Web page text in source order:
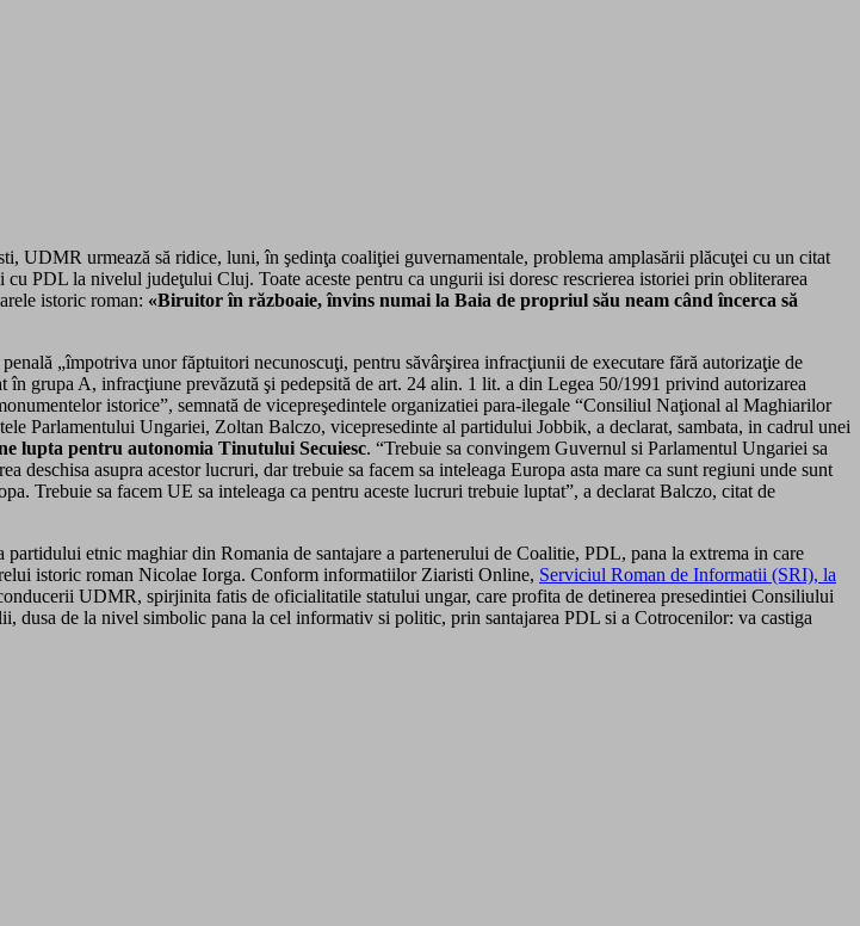
UDMR urmează să ridice, luni, în şedinţa coaliţiei guvernamentale, problema amplasării plăcuţei cu un citat
PDL la nivelul judeţului Cluj. Toate aceste pentru ca ungurii isi doresc rescrierea istoriei prin obliterarea
istoric roman: «Biruitor în războaie, învins numai la Baia de propriul său neam când încerca să
„împotriva unor făptuitori necunoscuţi, pentru săvârşirea infracţiunii de executare fără autorizaţie de
grupa A, infracţiune prevăzută şi pedepsită de art. 24 alin. 1 lit. a din Legea 50/1991 privind autorizarea
istorice”, semnată de vicepreşedintele organizatiei para-ilegale “Consiliul Naţional al Maghiarilor
Parlamentului Ungariei, Zoltan Balczo, vicepresedinte al partidului Jobbik, a declarat, sambata, in cadrul unei
lupta pentru autonomia Tinutului Secuiesc. “Trebuie sa convingem Guvernul si Parlamentul Ungariei sa
asupra acestor lucruri, dar trebuie sa facem sa inteleaga Europa asta mare ca sunt regiuni unde sunt
Trebuie sa facem UE sa inteleaga ca pentru aceste lucruri trebuie luptat”, a declarat Balczo, citat de
partidului etnic maghiar din Romania de santajare a partenerului de Coalitie, PDL, pana la extrema in care
istoric roman Nicolae Iorga. Conform informatiilor Ziaristi Online, Serviciul Roman de Informatii (SRI), la
UDMR, spirjinita fatis de oficialitatile statului ungar, care profita de detinerea presedintiei Consiliului
dusa de la nivel simbolic pana la cel informativ si politic, prin santajarea PDL si a Cotrocenilor: va castiga